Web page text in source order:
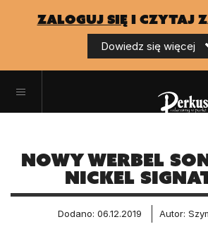
zaloguj sięi czytaj
Dowiedz się więcej
Nowy werbel
Nickel
Dodano: 06.12.2019 Autor: